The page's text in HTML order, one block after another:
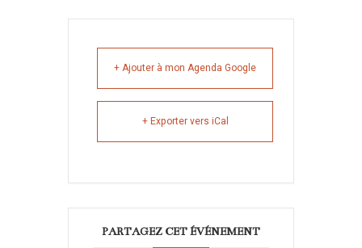
+ Ajouter à mon Agenda Google
+ Exporter vers iCal
PARTAGEZ CET ÉVÉNEMENT